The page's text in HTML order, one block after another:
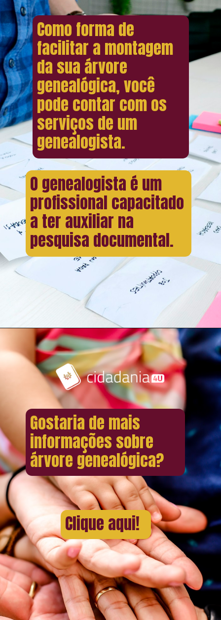
Como forma de
facilitar a montagem
da sua árvore
genealógica, você
pode contar com os
serviços de um
genealogista.
O genealogista é um
profissional capacitado
a ter auxiliar na
pesquisa documental.
Gostaria de mais
informações sobre
árvore genealógica?
Clique aqui!